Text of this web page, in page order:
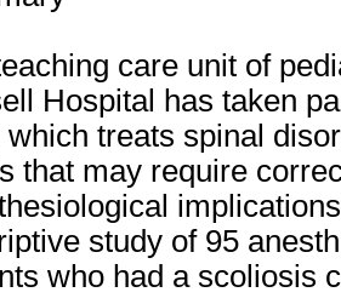
care unit of
Hospital has taken
which treats spinal
that may require
study of 95
who had a scoliosis